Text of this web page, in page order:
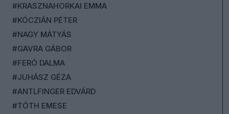
#KRASZNAHORKAI EMMA
#KÓCZIÁN PÉTER
#NAGY MÁTYÁS
#GAVRA GÁBOR
#FERÓ DALMA
#JUHÁSZ GÉZA
#ANTLFINGER EDVÁRD
#TÓTH EMESE